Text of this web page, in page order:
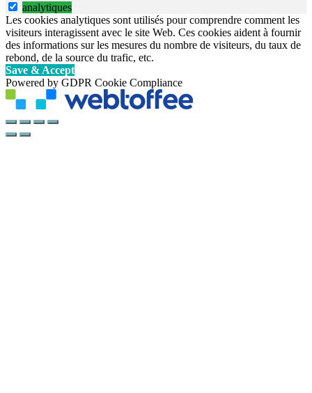
analytiques
Les cookies analytiques sont utilisés pour comprendre comment les
visiteurs interagissent avec le site Web. Ces cookies aident à fournir
des informations sur les mesures du nombre de visiteurs, du taux de
rebond, de la source du trafic, etc.
Save & Accept
Powered by GDPR Cookie Compliance